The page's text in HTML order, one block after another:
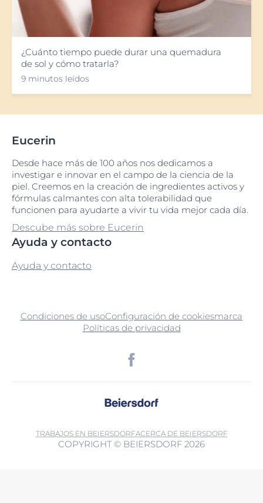
¿Cuánto tiempo puede durar una quemadura
de sol y cómo tratarla?
9 minutos leídos
Eucerin
Desde hace más de 100 años nos dedicamos a
investigar e innovar en el campo de la ciencia de la
piel. Creemos en la creación de ingredientes activos y
fórmulas calmantes con alta tolerabilidad que
funcionen para ayudarte a vivir tu vida mejor cada día.
Descube más sobre Eucerin
Ayuda y contacto
Ayuda y contacto
Condiciones de usoConfiguración de cookiesmarca
Políticas de privacidad
TRABAJOS EN BEIERSDORFACERCA DE BEIERSDORF
COPYRIGHT © BEIERSDORF 2026